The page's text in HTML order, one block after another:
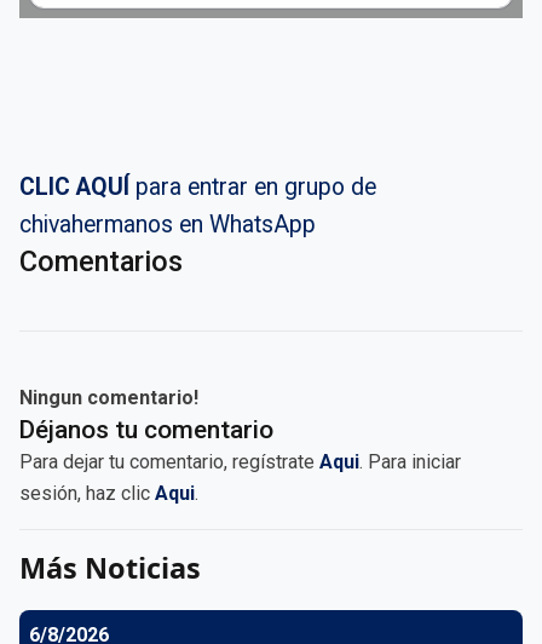
CLIC AQUÍ para entrar en grupo de
chivahermanos en WhatsApp
Comentarios
Ningun comentario!
Déjanos tu comentario
Para dejar tu comentario, regístrate Aqui. Para iniciar
sesión, haz clic Aqui.
Más Noticias
6/8/2026